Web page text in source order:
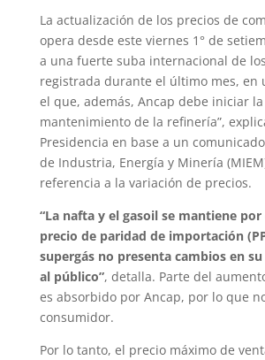
La actualización de los precios de
opera desde este viernes 1° de
a una fuerte suba internacional de
registrada durante el último mes, en
el que, además, Ancap debe iniciar
mantenimiento de la refinería”,
Presidencia en base a un
de Industria, Energía y Minería
referencia a la variación de precios.
“La nafta y el gasoil se mantiene
precio de paridad de importación
supergás no presenta cambios en
al público”, detalla. Parte del
es absorbido por Ancap, por lo que
consumidor.
Por lo tanto, el precio máximo de